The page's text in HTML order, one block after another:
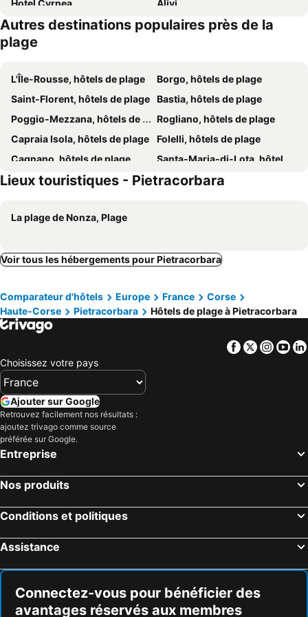
Hotel Cyrnea
Alivi
U San Daniellu villas et chambres
Hôtel Port Toga
Hotel Le Saint Jean
Autres destinations populaires près de la
plage
L'Île-Rousse, hôtels de plage
Borgo, hôtels de plage
Saint-Florent, hôtels de plage Bastia, hôtels de plage
Poggio-Mezzana, hôtels de plage
Rogliano, hôtels de plage
Capraia Isola, hôtels de plage
Folelli, hôtels de plage
Cagnano, hôtels de plage
Santa-Maria-di-Lota, hôtels de plage
San-Martino-di-Lota, hôtels de plage
Lucciana, hôtels de plage
Farinole, hôtels de plage
Erbalunga, hôtels de plage
Centuri, hôtels de plage
Olmeta-di-Capocorso, hôtels de plage
Sorbo-Ocagnano, hôtels de plage
Lieux touristiques - Pietracorbara
La plage de Nonza, Plage
Voir tous les hébergements pour Pietracorbara
Comparateur d'hôtels Europe France
Corse
Haute-Corse
Pietracorbara Hôtels de plage à Pietracorbara
Facebook
Twitter
Choisissez votre pays
Ajouter sur Google
Retrouvez facilement nos résultats :
ajoutez trivago comme source
préférée sur Google.
Entreprise
Nos produits
Conditions et politiques
Assistance
Connectez-vous pour bénéficier des
avantages réservés aux membres